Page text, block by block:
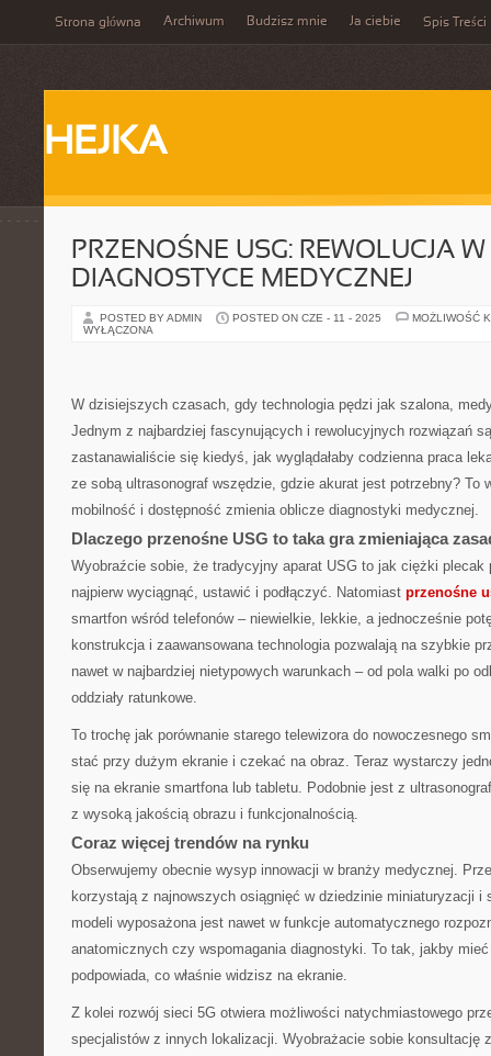
Strona główna Archiwum Budzisz mnie Ja ciebie Spis Treści
HEJKA
PRZENOŚNE USG: REWOLUCJA W
DIAGNOSTYCE MEDYCZNEJ
POSTED BY ADMIN POSTED ON CZE - 11 - 2025
MOŻLIWOŚĆ
WYŁĄCZONA
W dzisiejszych czasach, gdy technologia pędzi jak szalona,
Jednym z najbardziej fascynujących i rewolucyjnych rozwiązań
zastanawialiście się kiedyś, jak wyglądałaby codzienna praca
ze sobą ultrasonograf wszędzie, gdzie akurat jest potrzebny? To
mobilność i dostępność zmienia oblicze diagnostyki medycznej.
Dlaczego przenośne USG to taka gra zmieniająca
Wyobraźcie sobie, że tradycyjny aparat USG to jak ciężki plecak
najpierw wyciągnąć, ustawić i podłączyć. Natomiast przenośne
smartfon wśród telefonów – niewielkie, lekkie, a jednocześnie
konstrukcja i zaawansowana technologia pozwalają na szybkie
nawet w najbardziej nietypowych warunkach – od pola walki po
oddziały ratunkowe.
To trochę jak porównanie starego telewizora do nowoczesnego
stać przy dużym ekranie i czekać na obraz. Teraz wystarczy
się na ekranie smartfona lub tabletu. Podobnie jest z
z wysoką jakością obrazu i funkcjonalnością.
Coraz więcej trendów na rynku
Obserwujemy obecnie wysyp innowacji w branży medycznej.
korzystają z najnowszych osiągnięć w dziedzinie miniaturyzacji i
modeli wyposażona jest nawet w funkcje automatycznego
anatomicznych czy wspomagania diagnostyki. To tak, jakby
podpowiada, co właśnie widzisz na ekranie.
Z kolei rozwój sieci 5G otwiera możliwości natychmiastowego
specjalistów z innych lokalizacji. Wyobrażacie sobie konsultację